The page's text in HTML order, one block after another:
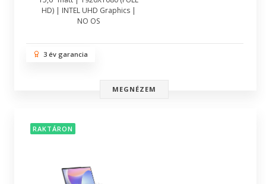
HD) | INTEL UHD Graphics |
NO OS
3 év garancia
MEGNÉZEM
RAKTÁRON